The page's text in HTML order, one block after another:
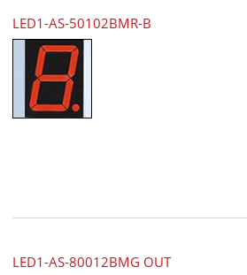
LED1-AS-50102BMR-B
LED1-AS-80012BMG OUT